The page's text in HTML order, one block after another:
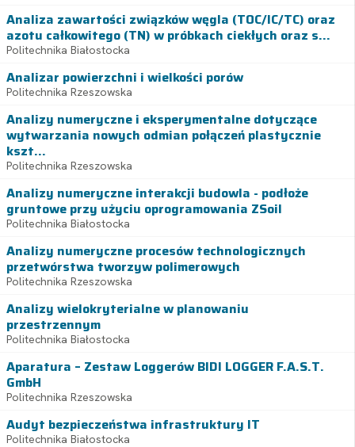
Analiza zawartości związków węgla (TOC/IC/TC) oraz
azotu całkowitego (TN) w próbkach ciekłych oraz s...
Politechnika Białostocka
Analizar powierzchni i wielkości porów
Politechnika Rzeszowska
Analizy numeryczne i eksperymentalne dotyczące
wytwarzania nowych odmian połączeń plastycznie
kszt...
Politechnika Rzeszowska
Analizy numeryczne interakcji budowla - podłoże
gruntowe przy użyciu oprogramowania ZSoil
Politechnika Białostocka
Analizy numeryczne procesów technologicznych
przetwórstwa tworzyw polimerowych
Politechnika Rzeszowska
Analizy wielokryterialne w planowaniu
przestrzennym
Politechnika Białostocka
Aparatura – Zestaw Loggerów BIDI LOGGER F.A.S.T.
GmbH
Politechnika Rzeszowska
Audyt bezpieczeństwa infrastruktury IT
Politechnika Białostocka